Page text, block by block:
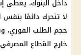
داخل البنوك، يعطي
لا تتحرك دائمًا بنفس
حجم الطلب الفوري،
خارج القطاع